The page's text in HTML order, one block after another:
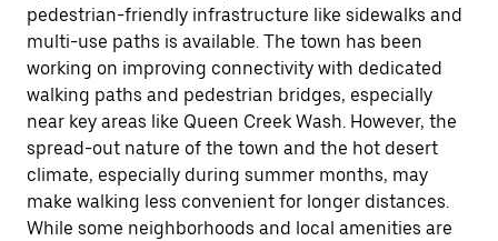
pedestrian-friendly infrastructure like sidewalks and
multi-use paths is available. The town has been
working on improving connectivity with dedicated
walking paths and pedestrian bridges, especially
near key areas like Queen Creek Wash. However, the
spread-out nature of the town and the hot desert
climate, especially during summer months, may
make walking less convenient for longer distances.
While some neighborhoods and local amenities are